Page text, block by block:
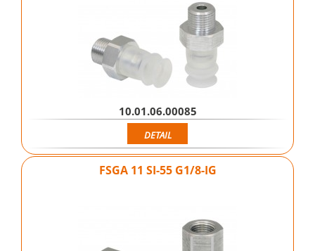
10.01.06.00085
DETAIL
FSGA 11 SI-55 G1/8-IG